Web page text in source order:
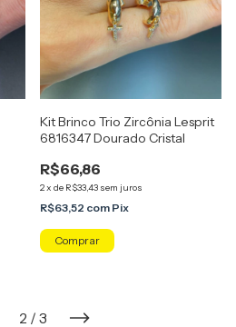
Kit Brinco Trio Zircônia Lesprit
6816347 Dourado Cristal
R$66,86
2x de R$33,43 sem juros
R$63,52 com Pix
2 / 3